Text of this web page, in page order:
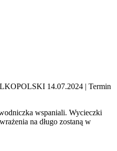
14.07.2024 | Termin
wspaniali. Wycieczki
na długo zostaną w